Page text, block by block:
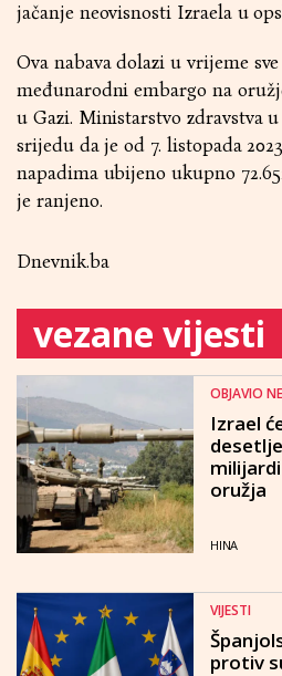
jačanje neovisnosti Izraela u
Ova nabava dolazi u vrijeme
međunarodni embargo na
u Gazi. Ministarstvo zdravstva
srijedu da je od 7. listopada
napadima ubijeno ukupno
je ranjeno.
Dnevnik.ba
vezane vijesti
OBJAVIO
Izrael
oružja
HINA
VIJESTI
protiv